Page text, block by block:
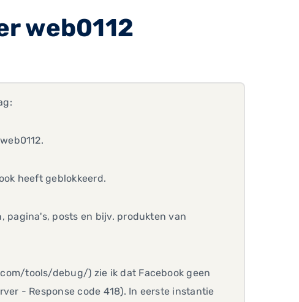
web0112
heeft geblokkeerd.
pagina's, posts en bijv. produkten van
tools/debug/) zie ik dat Facebook geen
- Response code 418). In eerste instantie